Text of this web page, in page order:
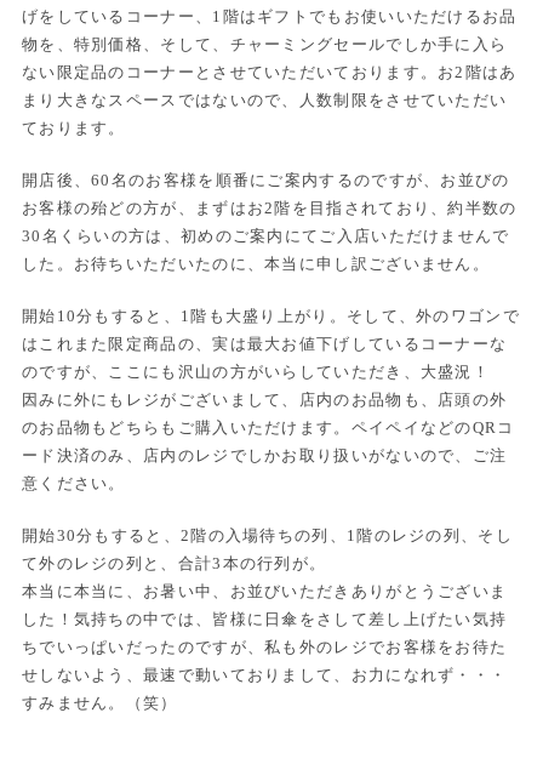
げをしているコーナー、1階はギフトでもお使いいただけるお品
物を、特別価格、そして、チャーミングセールでしか手に入ら
ない限定品のコーナーとさせていただいております。お2階はあ
まり大きなスペースではないので、人数制限をさせていただい
ております。
開店後、60名のお客様を順番にご案内するのですが、お並びの
お客様の殆どの方が、まずはお2階を目指されており、約半数の
30名くらいの方は、初めのご案内にてご入店いただけませんで
した。お待ちいただいたのに、本当に申し訳ございません。
開始10分もすると、1階も大盛り上がり。そして、外のワゴンで
はこれまた限定商品の、実は最大お値下げしているコーナーな
のですが、ここにも沢山の方がいらしていただき、大盛況！
因みに外にもレジがございまして、店内のお品物も、店頭の外
のお品物もどちらもご購入いただけます。ペイペイなどのQRコ
ード決済のみ、店内のレジでしかお取り扱いがないので、ご注
意ください。
開始30分もすると、2階の入場待ちの列、1階のレジの列、そし
て外のレジの列と、合計3本の行列が。
本当に本当に、お暑い中、お並びいただきありがとうございま
した！気持ちの中では、皆様に日傘をさして差し上げたい気持
ちでいっぱいだったのですが、私も外のレジでお客様をお待た
せしないよう、最速で動いておりまして、お力になれず・・・
すみません。（笑）